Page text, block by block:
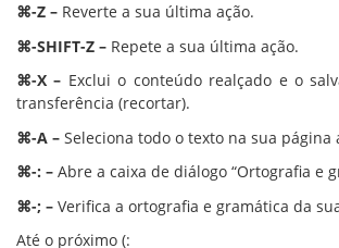
⌘-Z – Reverte a sua última ação.
⌘-SHIFT-Z – Repete a sua última ação.
⌘-X – Exclui o conteúdo realçado e o
transferência (recortar).
⌘-A – Seleciona todo o texto na sua página
⌘-: – Abre a caixa de diálogo “Ortografia e
⌘-; – Verifica a ortografia e gramática da
Até o próximo (: